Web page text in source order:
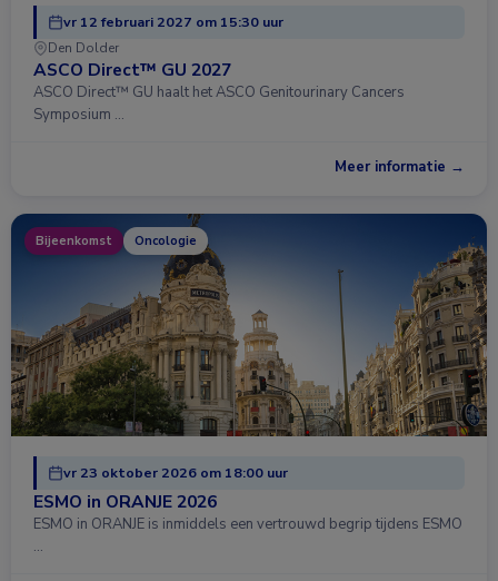
vr 12 februari 2027 om 15:30 uur
Den Dolder
ASCO Direct™ GU 2027
ASCO Direct™ GU haalt het ASCO Genitourinary Cancers
Symposium …
Meer informatie →
Bijeenkomst Oncologie
vr 23 oktober 2026 om 18:00 uur
ESMO in ORANJE 2026
ESMO in ORANJE is inmiddels een vertrouwd begrip tijdens ESMO
…